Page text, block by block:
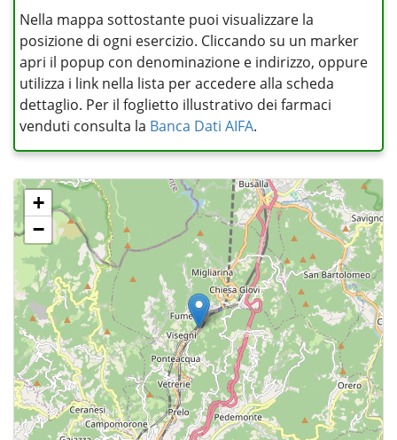
Nella mappa sottostante puoi visualizzare la
posizione di ogni esercizio. Cliccando su un marker
apri il popup con denominazione e indirizzo, oppure
utilizza i link nella lista per accedere alla scheda
dettaglio. Per il foglietto illustrativo dei farmaci
venduti consulta la Banca Dati AIFA.
+
−